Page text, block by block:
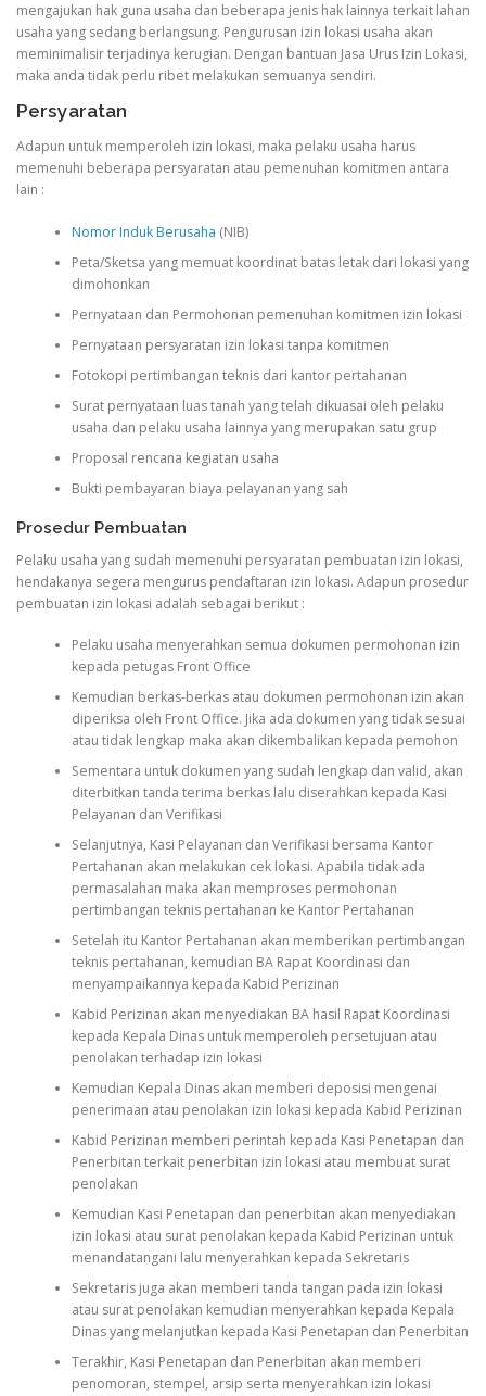
mengajukan hak guna usaha dan beberapa jenis hak lainnya terkait lahan
usaha yang sedang berlangsung. Pengurusan izin lokasi usaha akan
meminimalisir terjadinya kerugian. Dengan bantuan Jasa Urus Izin Lokasi,
maka anda tidak perlu ribet melakukan semuanya sendiri.
Persyaratan
Adapun untuk memperoleh izin lokasi, maka pelaku usaha harus
memenuhi beberapa persyaratan atau pemenuhan komitmen antara
lain :
Nomor Induk Berusaha (NIB)
Peta/Sketsa yang memuat koordinat batas letak dari lokasi yang
dimohonkan
Pernyataan dan Permohonan pemenuhan komitmen izin lokasi
Pernyataan persyaratan izin lokasi tanpa komitmen
Fotokopi pertimbangan teknis dari kantor pertahanan
Surat pernyataan luas tanah yang telah dikuasai oleh pelaku
usaha dan pelaku usaha lainnya yang merupakan satu grup
Proposal rencana kegiatan usaha
Bukti pembayaran biaya pelayanan yang sah
Prosedur Pembuatan
Pelaku usaha yang sudah memenuhi persyaratan pembuatan izin lokasi,
hendakanya segera mengurus pendaftaran izin lokasi. Adapun prosedur
pembuatan izin lokasi adalah sebagai berikut :
Pelaku usaha menyerahkan semua dokumen permohonan izin
kepada petugas Front Office
Kemudian berkas-berkas atau dokumen permohonan izin akan
diperiksa oleh Front Office. Jika ada dokumen yang tidak sesuai
atau tidak lengkap maka akan dikembalikan kepada pemohon
Sementara untuk dokumen yang sudah lengkap dan valid, akan
diterbitkan tanda terima berkas lalu diserahkan kepada Kasi
Pelayanan dan Verifikasi
Selanjutnya, Kasi Pelayanan dan Verifikasi bersama Kantor
Pertahanan akan melakukan cek lokasi. Apabila tidak ada
permasalahan maka akan memproses permohonan
pertimbangan teknis pertahanan ke Kantor Pertahanan
Setelah itu Kantor Pertahanan akan memberikan pertimbangan
teknis pertahanan, kemudian BA Rapat Koordinasi dan
menyampaikannya kepada Kabid Perizinan
Kabid Perizinan akan menyediakan BA hasil Rapat Koordinasi
kepada Kepala Dinas untuk memperoleh persetujuan atau
penolakan terhadap izin lokasi
Kemudian Kepala Dinas akan memberi deposisi mengenai
penerimaan atau penolakan izin lokasi kepada Kabid Perizinan
Kabid Perizinan memberi perintah kepada Kasi Penetapan dan
Penerbitan terkait penerbitan izin lokasi atau membuat surat
penolakan
Kemudian Kasi Penetapan dan penerbitan akan menyediakan
izin lokasi atau surat penolakan kepada Kabid Perizinan untuk
menandatangani lalu menyerahkan kepada Sekretaris
Sekretaris juga akan memberi tanda tangan pada izin lokasi
atau surat penolakan kemudian menyerahkan kepada Kepala
Dinas yang melanjutkan kepada Kasi Penetapan dan Penerbitan
Terakhir, Kasi Penetapan dan Penerbitan akan memberi
penomoran, stempel, arsip serta menyerahkan izin lokasi